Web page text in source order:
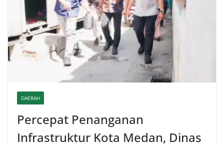
DAERAH
Percepat Penanganan
Infrastruktur Kota Medan, Dinas